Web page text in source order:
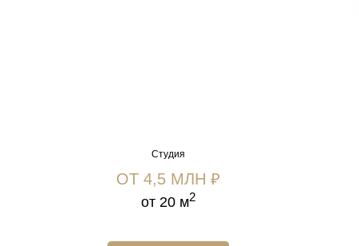
Студия
ОТ 4,5 МЛН ₽
от 20 м2